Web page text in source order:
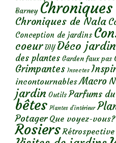
Barney
Chroniques de Nala
Conception de jardins
coeur DIY Déco
des plantes Garden faux pas
Grimpantes Insectes
incontournables Macro
jardin Outils Parfums
bêtes Plantes d’intérieur
Potager Que voyez-vous?
Rosiers Rétrospective